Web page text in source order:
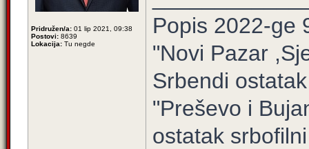
Pridružen/a: 01 lip 2021, 09:38
Postovi: 8639
Lokacija: Tu negde
Popis 2022-ge
"Novi Pazar
Srbendi
"Preševo i
ostatak